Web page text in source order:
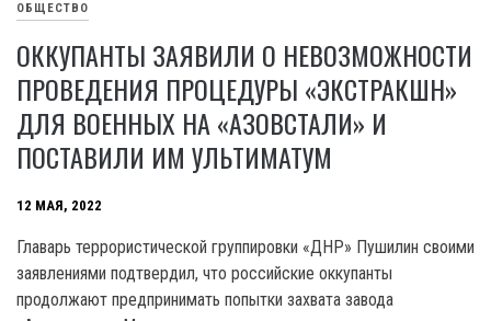
ОБЩЕСТВО
ОККУПАНТЫ ЗАЯВИЛИ О НЕВОЗМОЖНОСТИ
ПРОВЕДЕНИЯ ПРОЦЕДУРЫ «ЭКСТРАКШН»
ДЛЯ ВОЕННЫХ НА «АЗОВСТАЛИ» И
ПОСТАВИЛИ ИМ УЛЬТИМАТУМ
12 МАЯ, 2022
Главарь террористической группировки «ДНР» Пушилин своими
заявлениями подтвердил, что российские оккупанты
продолжают предпринимать попытки захвата завода